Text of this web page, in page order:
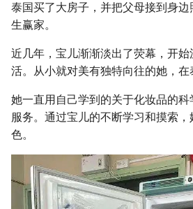
泰国买了大房子，并把父母接到身
生赢家。
近几年，宝儿渐渐淡出了荧幕，开
活。从小就对美有独特向往的她，在
她一直用自己学到的关于化妆品的
服务。通过宝儿的不断学习和摸索
色。